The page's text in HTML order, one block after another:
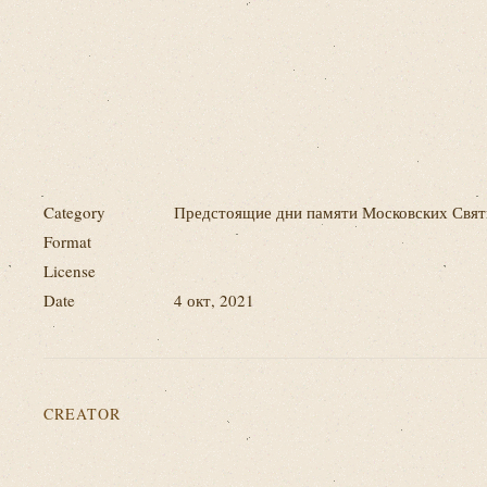
Category
Предстоящие дни памяти Московских
Format
License
Date
4 окт, 2021
CREATOR